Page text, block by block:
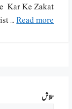
Kar Ke Zakat
…Read more
تلاش